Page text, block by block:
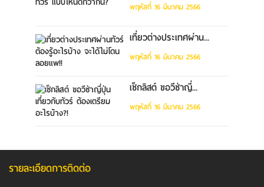
พฤหัสที่ 16 มีนาคม 2566
เที่ยวต่างประเทศผ่าน...
พฤหัสที่ 16 มีนาคม 2566
เช็กลิสต์ ขอวีซ่าญี่...
พฤหัสที่ 16 มีนาคม 2566
รายละเอียดการติดต่อ